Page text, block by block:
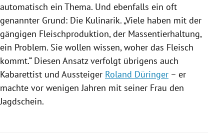
automatisch ein Thema. Und ebenfalls ein oft
genannter Grund: Die Kulinarik. „Viele haben mit der
gängigen Fleischproduktion, der Massentierhaltung,
ein Problem. Sie wollen wissen, woher das Fleisch
kommt.“ Diesen Ansatz verfolgt übrigens auch
Kabarettist und Aussteiger Roland Düringer – er
machte vor wenigen Jahren mit seiner Frau den
Jagdschein.